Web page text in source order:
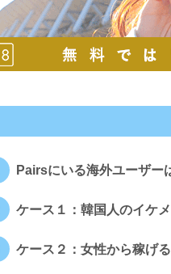
Pairsにいる海外ユーザー
ケース１：韓国人のイケ
ケース２：女性から稼げ